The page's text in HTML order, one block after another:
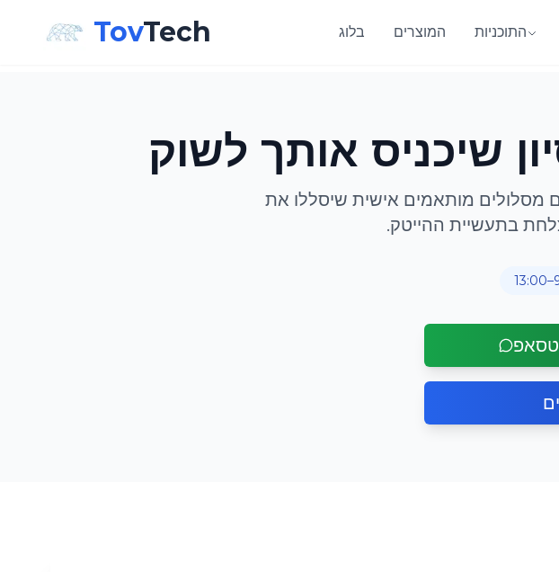
TovTech בלוג המוצרים התוכניות
שיכניס אותך לשוק
מסלולים מותאמים אישית שיסללו את
בתעשיית ההייטק.